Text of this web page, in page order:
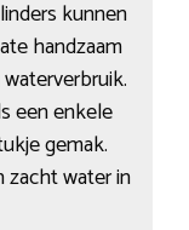
kunnen
handzaam
een enkele
gemak.
water in